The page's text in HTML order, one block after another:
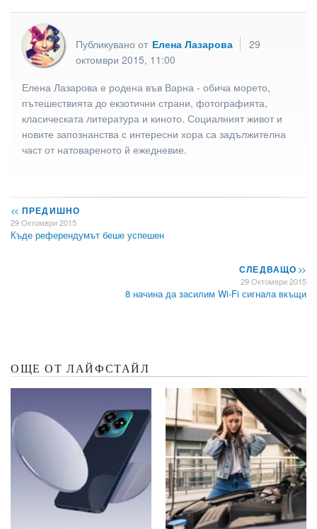
Публикувано от Елена Лазарова
29
октомври 2015, 11:00
Елена Лазарова е родена във Варна - обича морето,
пътешествията до екзотични страни, фотографията,
класическата литература и киното. Социалният живот и
новите запознанства с интересни хора са задължителна
част от натовареното й ежедневие.
<< ПРЕДИШНО
29 Октомври 2015
Къде референдумът беше успешен
СЛЕДВАЩО>>
29 Октомври 2015
8 начина да засилим Wi-Fi сигнала вкъщи
ОЩЕ ОТ ЛАЙФСТАЙЛ